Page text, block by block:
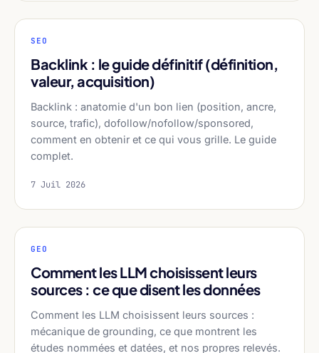
SEO
Backlink : le guide définitif (définition,
valeur, acquisition)
Backlink : anatomie d'un bon lien (position, ancre,
source, trafic), dofollow/nofollow/sponsored,
comment en obtenir et ce qui vous grille. Le guide
complet.
7 Juil 2026
GEO
Comment les LLM choisissent leurs
sources : ce que disent les données
Comment les LLM choisissent leurs sources :
mécanique de grounding, ce que montrent les
études nommées et datées, et nos propres relevés.